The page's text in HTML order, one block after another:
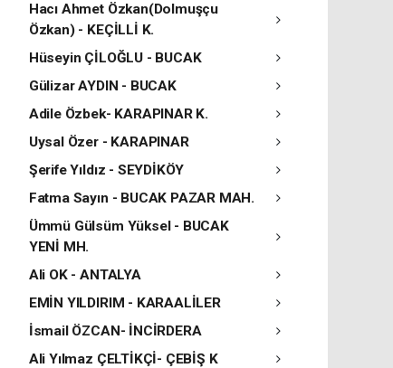
Hacı Ahmet Özkan(Dolmuşçu
Özkan) - KEÇİLLİ K.
Hüseyin ÇİLOĞLU - BUCAK
Gülizar AYDIN - BUCAK
Adile Özbek- KARAPINAR K.
Uysal Özer - KARAPINAR
Şerife Yıldız - SEYDİKÖY
Fatma Sayın - BUCAK PAZAR MAH.
Ümmü Gülsüm Yüksel - BUCAK
YENİ MH.
Ali OK - ANTALYA
EMİN YILDIRIM - KARAALİLER
İsmail ÖZCAN- İNCİRDERA
Ali Yılmaz ÇELTİKÇİ- ÇEBİŞ K